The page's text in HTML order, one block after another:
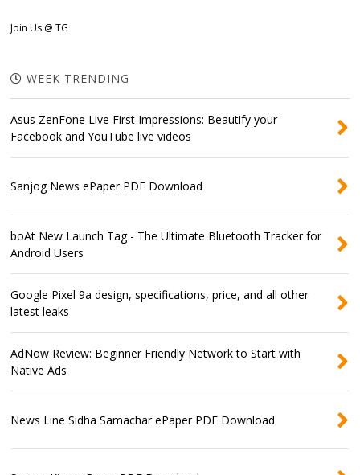
Join Us @ TG
WEEK TRENDING
Asus ZenFone Live First Impressions: Beautify your
Facebook and YouTube live videos
Sanjog News ePaper PDF Download
boAt New Launch Tag - The Ultimate Bluetooth Tracker for
Android Users
Google Pixel 9a design, specifications, price, and all other
latest leaks
AdNow Review: Beginner Friendly Network to Start with
Native Ads
News Line Sidha Samachar ePaper PDF Download